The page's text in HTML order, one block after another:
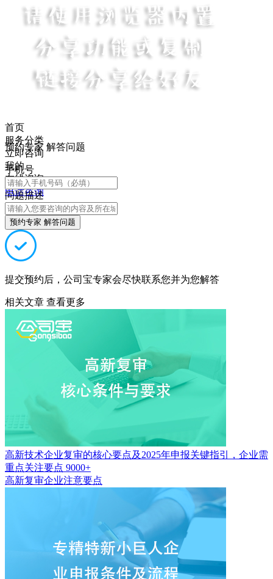
首页
服务分类
立即咨询
我的
在线咨询
电话咨询
预约专家 解答问题
手机号
问题描述
预约专家 解答问题
提交预约后，公司宝专家会尽快联系您并为您解答
相关文章 查看更多
高新技术企业复审的核心要点及2025年申报关键指引，企业需
重点关注要点 9000+
高新复审企业注意要点